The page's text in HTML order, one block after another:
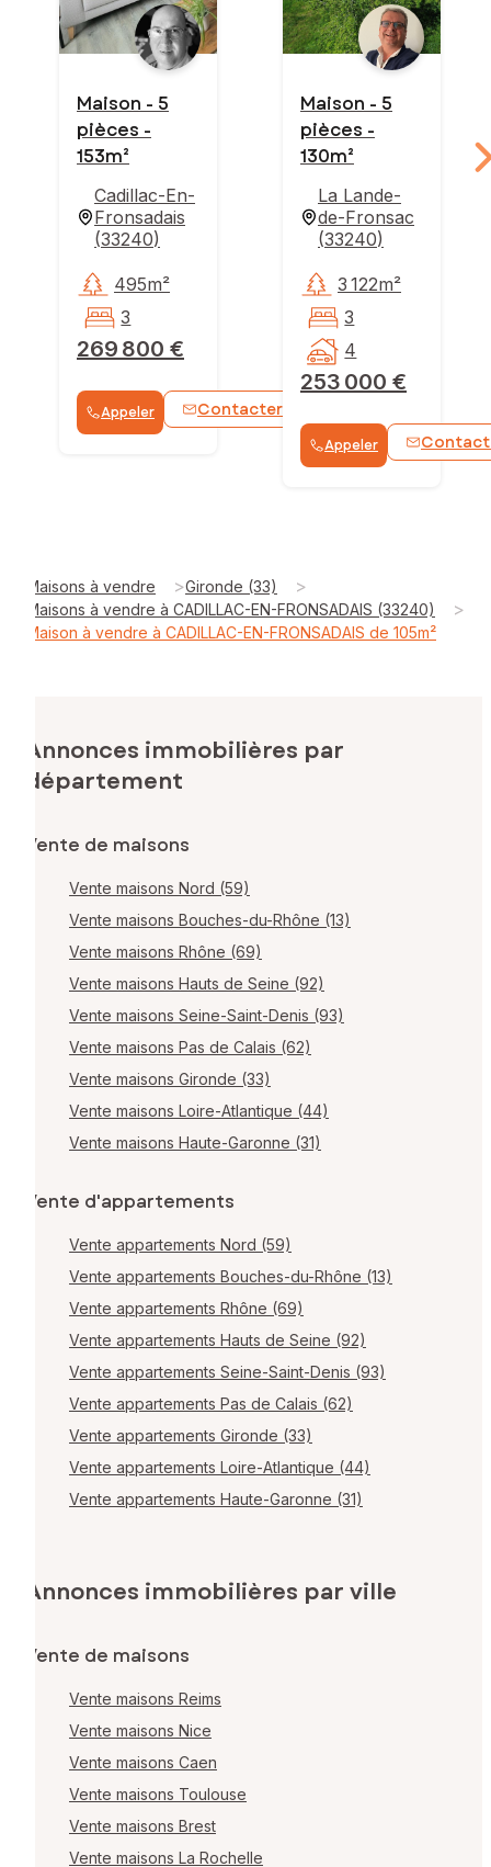
Maison - 5
pièces -
153m²
Cadillac-En-
Fronsadais
(33240)
269 800 €
495m²
3
Appeler Contacter
Maison - 5
pièces -
130m²
La Lande-
de-Fronsac
(33240)
253 000 €
3 122m²
3
4
Appeler
Maisons à vendre >Gironde (33) >
Maisons à vendre à CADILLAC-EN-FRONSADAIS (33240) >
Maison à vendre à CADILLAC-EN-FRONSADAIS de 105m²
Annonces immobilières par
département
Vente de maisons
Vente maisons Nord (59)
Vente maisons Bouches-du-Rhône (13)
Vente maisons Rhône (69)
Vente maisons Hauts de Seine (92)
Vente maisons Seine-Saint-Denis (93)
Vente maisons Pas de Calais (62)
Vente maisons Gironde (33)
Vente maisons Loire-Atlantique (44)
Vente maisons Haute-Garonne (31)
Vente d'appartements
Vente appartements Nord (59)
Vente appartements Bouches-du-Rhône (13)
Vente appartements Rhône (69)
Vente appartements Hauts de Seine (92)
Vente appartements Seine-Saint-Denis (93)
Vente appartements Pas de Calais (62)
Vente appartements Gironde (33)
Vente appartements Loire-Atlantique (44)
Vente appartements Haute-Garonne (31)
Annonces immobilières par ville
Vente de maisons
Vente maisons Reims
Vente maisons Nice
Vente maisons Caen
Vente maisons Toulouse
Vente maisons Brest
Vente maisons La Rochelle